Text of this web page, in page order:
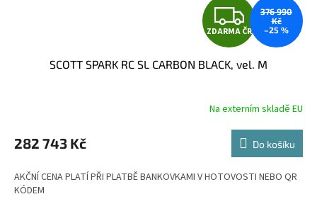
Z
D
A
R
M
A
ZDARMA ČR
376 990
Kč
–25 %
SCOTT SPARK RC SL CARBON BLACK, vel. M
Na externím skladě EU
282 743 Kč Do košíku
AKČNÍ CENA PLATÍ PŘI PLATBĚ BANKOVKAMI V HOTOVOSTI NEBO QR
KÓDEM